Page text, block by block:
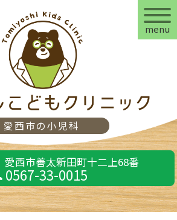
愛西市の小児科
愛西市善太新田町十二上68番
0567-33-0015
menu